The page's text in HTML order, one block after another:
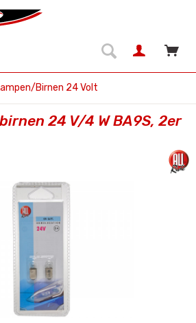
Birnen 24 Volt
24 V/4 W BA9S, 2er